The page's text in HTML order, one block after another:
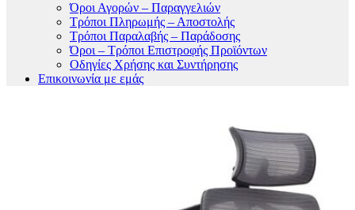
Όροι Αγορών – Παραγγελιών
Τρόποι Πληρωμής – Αποστολής
Τρόποι Παραλαβής – Παράδοσης
Όροι – Τρόποι Επιστροφής Προϊόντων
Οδηγίες Χρήσης και Συντήρησης
Επικοινωνία με εμάς